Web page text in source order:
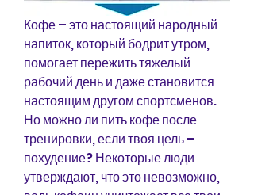
Кофе – это настоящий народный
напиток, который бодрит утром,
помогает пережить тяжелый
рабочий день и даже становится
настоящим другом спортсменов.
Но можно ли пить кофе после
тренировки, если твоя цель –
похудение? Некоторые люди
утверждают, что это невозможно,